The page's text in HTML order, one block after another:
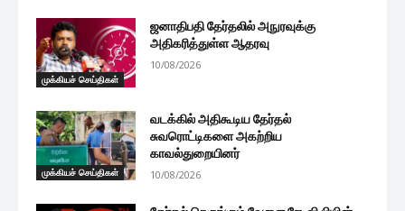
முக்கியச் செய்திகள்
ஜனாதிபதி தேர்தலில் அநுரவுக்கு
அதிகரித்துள்ள ஆதரவு
10/08/2026
முக்கியச் செய்திகள்
வடக்கில் அதிகூடிய தேர்தல்
சுவரொட்டிகளை அகற்றிய
காவல்துறையினர்
10/08/2026